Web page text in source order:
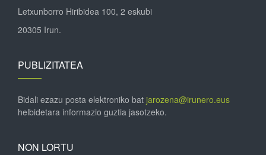
Letxunborro Hiribidea 100, 2 eskubi
20305 Irun.
PUBLIZITATEA
Bidali ezazu posta elektroniko bat jarozena@irunero.eus
helbidetara informazio guztia jasotzeko.
NON LORTU